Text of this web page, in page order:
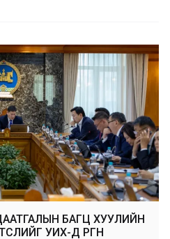
БАГЦ ХУУЛИЙН
УИХ-Д ӨРГӨН